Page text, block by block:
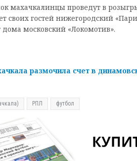
махачкалинцы проведут в
своих гостей нижегородский
московский «Локомотив».
размочила счет в
РПЛ футбол